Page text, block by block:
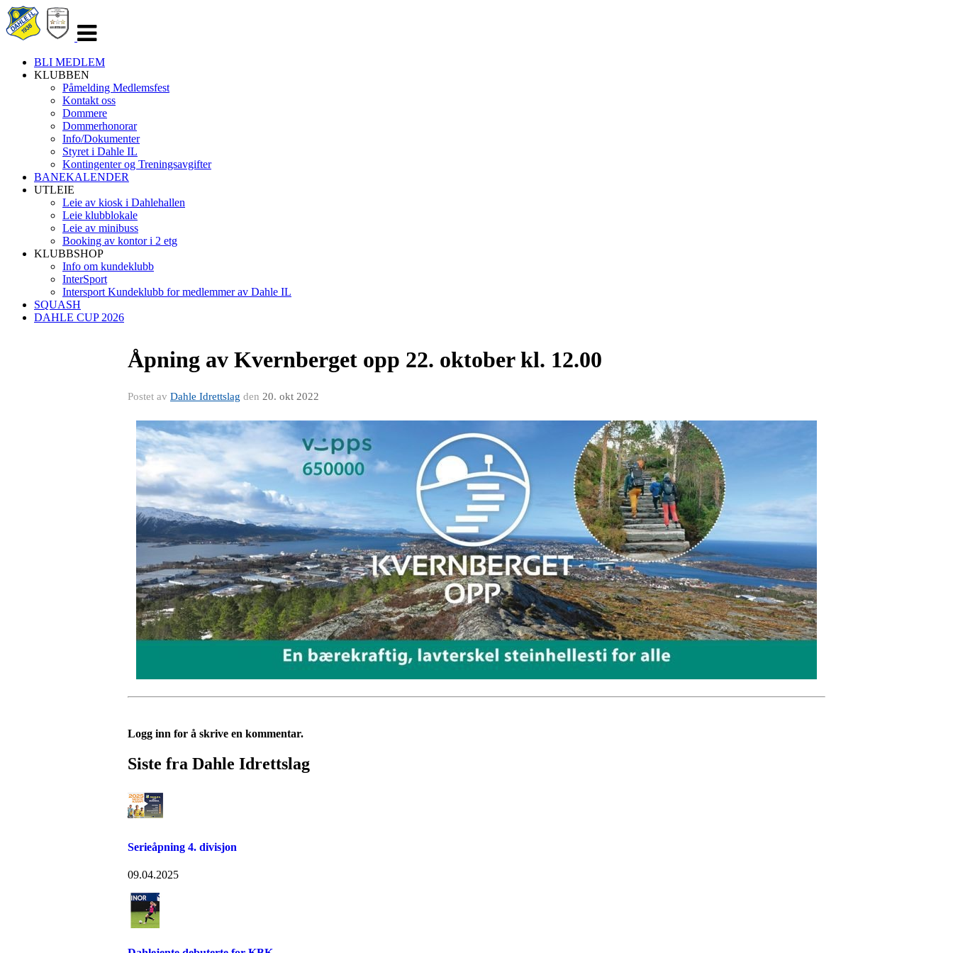
navigasjon
BLI MEDLEM
KLUBBEN
Påmelding Medlemsfest
Kontakt oss
Dommere
Dommerhonorar
Info/Dokumenter
Styret i Dahle IL
Kontingenter og Treningsavgifter
BANEKALENDER
UTLEIE
Leie av kiosk i Dahlehallen
Leie klubblokale
Leie av minibuss
Booking av kontor i 2 etg
KLUBBSHOP
Info om kundeklubb
InterSport
Intersport Kundeklubb for medlemmer av Dahle IL
SQUASH
DAHLE CUP 2026
Åpning av Kvernberget opp 22. oktober kl. 12.00
Postet av Dahle Idrettslag den 20. okt 2022
Logg inn for å skrive en kommentar.
Siste fra Dahle Idrettslag
Serieåpning 4. divisjon
09.04.2025